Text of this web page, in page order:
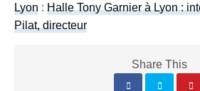
Lyon :Halle Tony Garnier à Lyon :
Pilat, directeur
Share This